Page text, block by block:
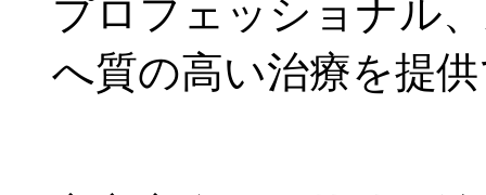
プロフェッショナル
へ質の高い治療を提